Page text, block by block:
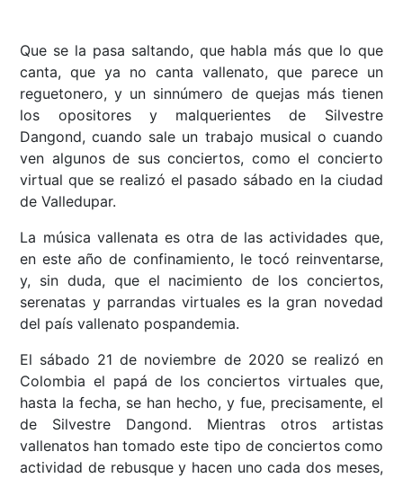
Que se la pasa saltando, que habla más que lo que
canta, que ya no canta vallenato, que parece un
reguetonero, y un sinnúmero de quejas más tienen
los opositores y malquerientes de Silvestre
Dangond, cuando sale un trabajo musical o cuando
ven algunos de sus conciertos, como el concierto
virtual que se realizó el pasado sábado en la ciudad
de Valledupar.
La música vallenata es otra de las actividades que,
en este año de confinamiento, le tocó reinventarse,
y, sin duda, que el nacimiento de los conciertos,
serenatas y parrandas virtuales es la gran novedad
del país vallenato pospandemia.
El sábado 21 de noviembre de 2020 se realizó en
Colombia el papá de los conciertos virtuales que,
hasta la fecha, se han hecho, y fue, precisamente, el
de Silvestre Dangond. Mientras otros artistas
vallenatos han tomado este tipo de conciertos como
actividad de rebusque y hacen uno cada dos meses,